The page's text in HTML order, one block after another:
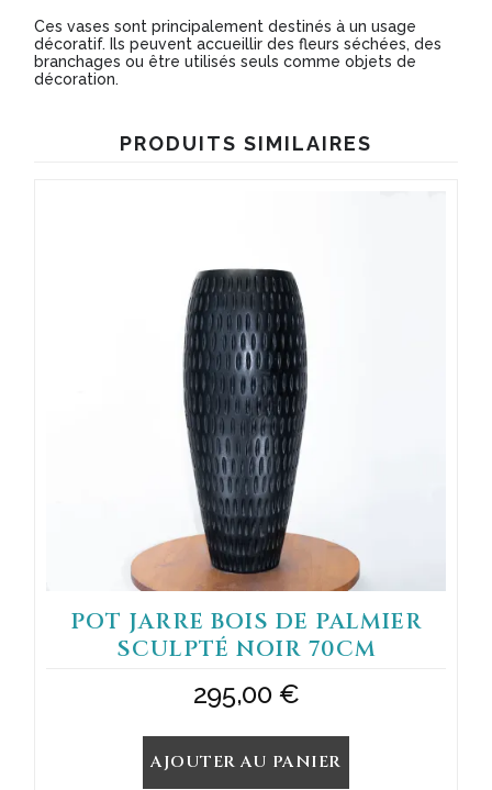
Ces vases sont principalement destinés à un usage
décoratif. Ils peuvent accueillir des fleurs séchées, des
branchages ou être utilisés seuls comme objets de
décoration.
PRODUITS SIMILAIRES
POT JARRE BOIS DE PALMIER
SCULPTÉ NOIR 70CM
295,00 €
AJOUTER AU PANIER